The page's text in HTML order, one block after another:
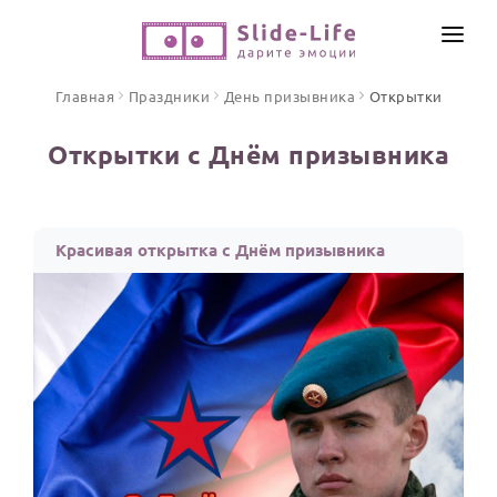
Песни поздравления
Открытки
Стихи и тексты
ПРАЗДНИКИ
С Днем рождения
Юбилей
ИНСТРУМЕНТЫ
ОТЗЫВЫ
Главная Праздники День призывника Открытки
Открытки с Днём призывника
Красивая открытка с Днём призывника